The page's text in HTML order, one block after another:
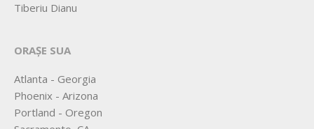
Tiberiu Dianu
ORAȘE SUA
Atlanta - Georgia
Phoenix - Arizona
Portland - Oregon